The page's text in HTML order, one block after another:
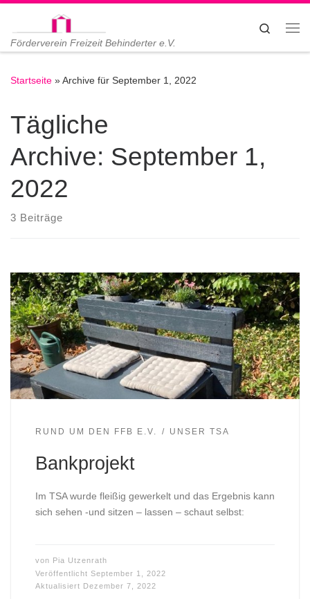
Zum Inhalt springen
Förderverein Freizeit Behinderter e.V.
Search
Startseite »Archive für September 1, 2022
Tägliche
Archive: September 1,
2022
3 Beiträge
RUND UM DEN FFB E.V. UNSER TSA
Bankprojekt
Im TSA wurde fleißig gewerkelt und das Ergebnis kann
sich sehen -und sitzen – lassen – schaut selbst:
von Pia Utzenrath
Veröffentlicht September 1, 2022
Aktualisiert Dezember 7, 2022